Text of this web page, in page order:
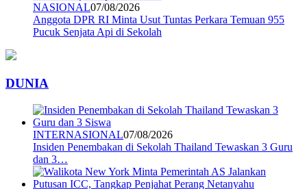
NASIONAL07/08/2026
Anggota DPR RI Minta Usut Tuntas Perkara Temuan 955
Pucuk Senjata Api di Sekolah
DUNIA
INTERNASIONAL07/08/2026
Insiden Penembakan di Sekolah Thailand Tewaskan 3 Guru
dan 3…